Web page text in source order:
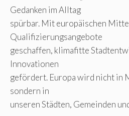
Gedanken im Alltag
spürbar. Mit europäischen
Qualifizierungsangebote
geschaffen, klimafitte
Innovationen
gefördert. Europa wird nicht in
sondern in
unseren Städten, Gemeinden